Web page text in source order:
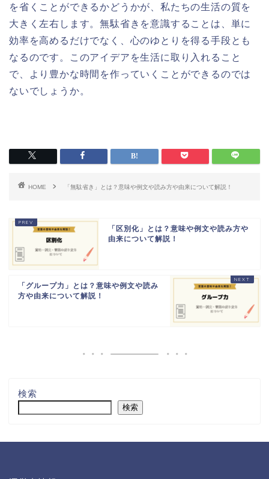
を省くことができるかどうかが、私たちの生活の質を
大きく左右します。無駄省きを意識することは、単に
効率を高めるだけでなく、心のゆとりを得る手段とも
なるのです。このアイデアを生活に取り入れること
で、より豊かな時間を作っていくことができるのでは
ないでしょうか。
HOME 「無駄省き」とは？意味や例文や読み方や由来について解説！
「区別化」とは？意味や例文や読み方や
由来について解説！
「グループ力」とは？意味や例文や読み
方や由来について解説！
検索
検索